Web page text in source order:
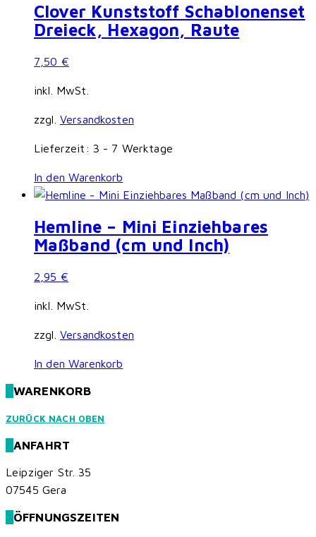
Clover Kunststoff Schablonenset
Dreieck, Hexagon, Raute
7,50 €
inkl. MwSt.
zzgl. Versandkosten
Lieferzeit: 3 - 7 Werktage
In den Warenkorb
Hemline – Mini Einziehbares
Maßband (cm und Inch)
2,95 €
inkl. MwSt.
zzgl. Versandkosten
In den Warenkorb
WARENKORB
ZURÜCK NACH OBEN
ANFAHRT
Leipziger Str. 35
07545 Gera
ÖFFNUNGSZEITEN